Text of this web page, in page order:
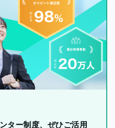
ター制度、ぜひご活用